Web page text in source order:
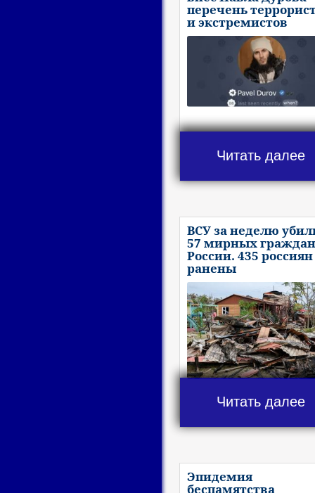
перечень
и экстремистов
Читать далее
ВСУ за неделю
57 мирных граждан
России. 435 россиян
ранены
Читать далее
Эпидемия
беспамятства